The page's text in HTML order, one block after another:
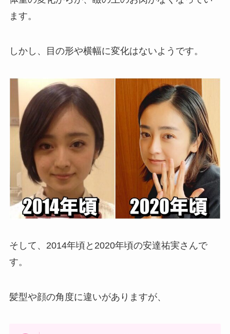
ます。
しかし、目の形や横幅に変化はないようです。
そして、2014年頃と2020年頃の安達祐実さんで
す。
髪型や顔の角度に違いがありますが、